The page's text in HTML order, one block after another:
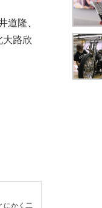
道隆、
大路欣
にかく二